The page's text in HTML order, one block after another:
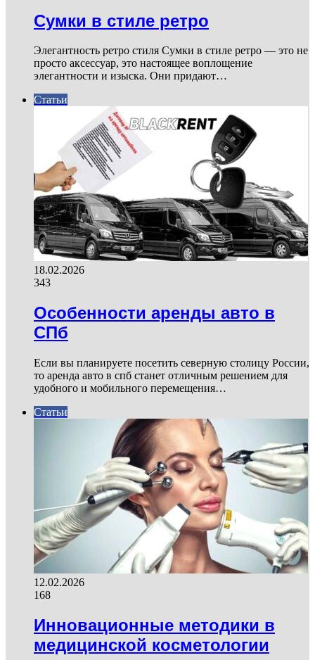
Сумки в стиле ретро
Элегантность ретро стиля Сумки в стиле ретро — это не
просто аксессуар, это настоящее воплощение
элегантности и изыска. Они придают…
Статьи
18.02.2026
343
Особенности аренды авто в
СПб
Если вы планируете посетить северную столицу России,
то аренда авто в спб станет отличным решением для
удобного и мобильного перемещения…
Статьи
12.02.2026
168
Инновационные методики в
медицинской косметологии